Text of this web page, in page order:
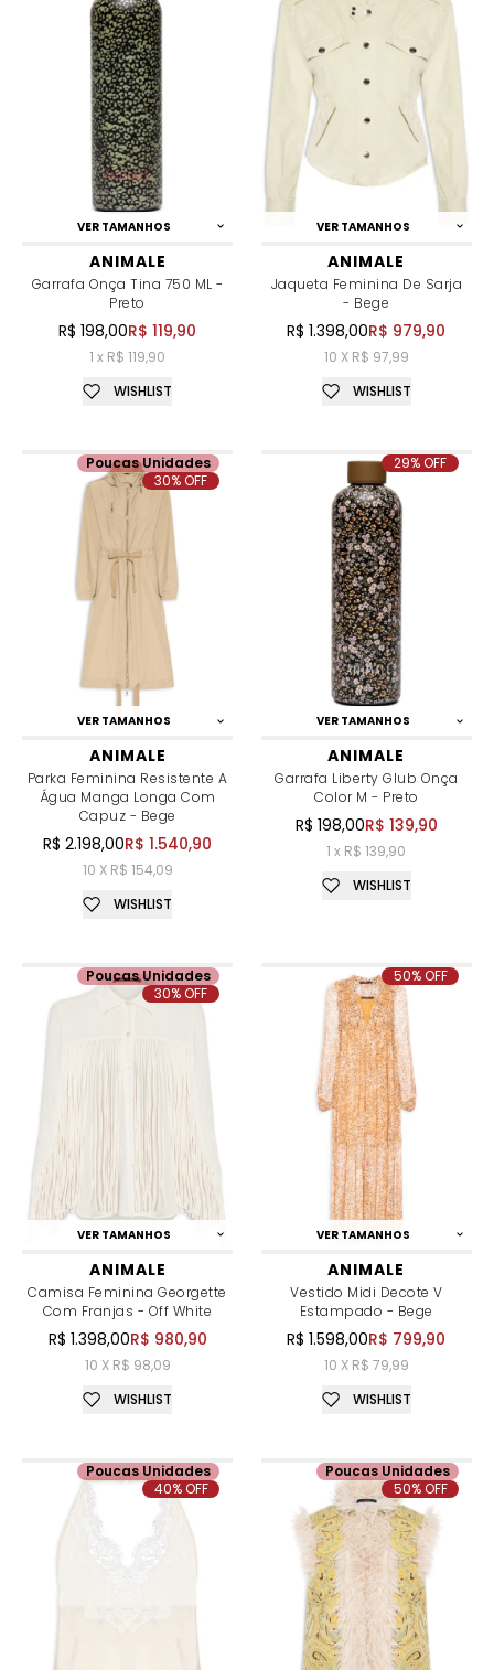
VER TAMANHOS
ANIMALE
Garrafa Onça Tina 750 ML -
Preto
R$ 198,00R$ 119,90
1 x R$ 119,90
WISHLIST
VER TAMANHOS
ANIMALE
Jaqueta Feminina De Sarja
- Bege
R$ 1.398,00R$ 979,90
10 X R$ 97,99
WISHLIST
VER TAMANHOS
ANIMALE
Parka Feminina Resistente A
Água Manga Longa Com
Capuz - Bege
R$ 2.198,00R$ 1.540,90
10 X R$ 154,09
Poucas Unidades
30% OFF
WISHLIST
VER TAMANHOS
ANIMALE
Garrafa Liberty Glub Onça
Color M - Preto
R$ 198,00R$ 139,90
1 x R$ 139,90
29% OFF
WISHLIST
VER TAMANHOS
ANIMALE
Camisa Feminina Georgette
Com Franjas - Off White
R$ 1.398,00R$ 980,90
10 X R$ 98,09
Poucas Unidades
30% OFF
WISHLIST
VER TAMANHOS
ANIMALE
Vestido Midi Decote V
Estampado - Bege
R$ 1.598,00R$ 799,90
10 X R$ 79,99
50% OFF
WISHLIST
Poucas Unidades
40% OFF
Poucas Unidades
50% OFF